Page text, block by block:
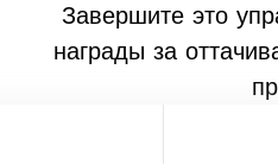
Завершите это
награды за